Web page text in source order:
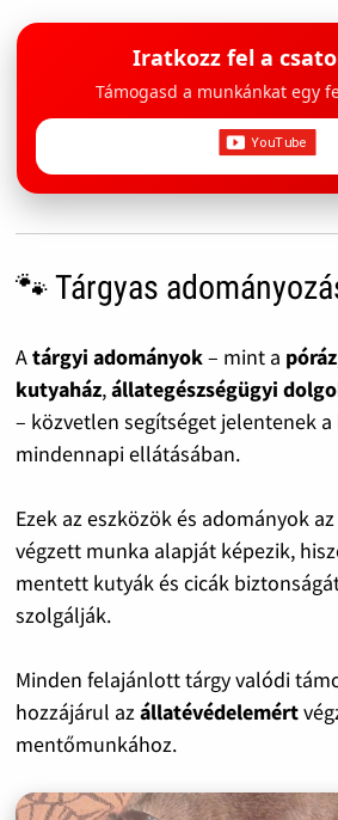
Iratkozz fel a
Támogasd a munkánkat egy
🐾 Tárgyas
Atárgyi adományok– mint a póráz
kutyaház,állategészségügyi
– közvetlen segítséget jelentenek
mindennapi ellátásában.
Ezek az eszközök és adományok az
végzett munka alapját képezik,
mentett kutyák és cicák
szolgálják.
Minden felajánlott tárgy valódi
hozzájárul azállatévédelemért
mentőmunkához.